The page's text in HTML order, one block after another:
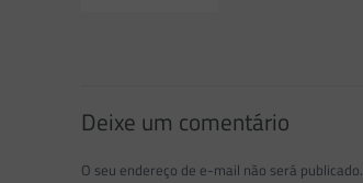
Deixe um comentário
O seu endereço de e-mail não será publicado.